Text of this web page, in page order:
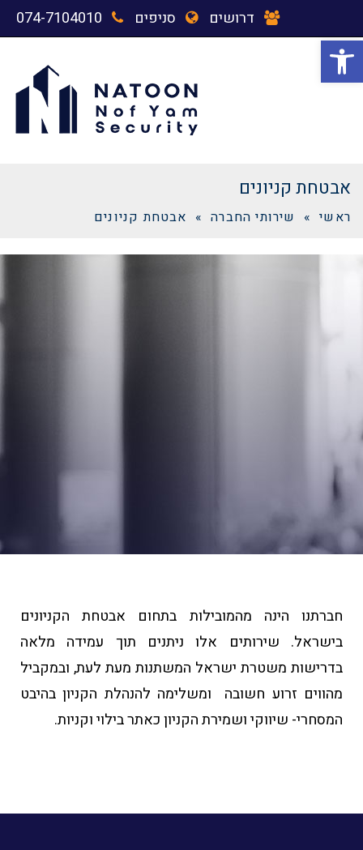
פתח סרגל נגישות
דרושים סניפים 074-7104010
תפריט
אבטחת קניונים
ראשי » שירותי החברה » אבטחת קניונים
חברתנו הינה מהמובילות בתחום אבטחת הקניונים
בישראל. שירותים אלו ניתנים תוך עמידה מלאה
בדרישות משטרת ישראל המשתנות מעת לעת, ובמקביל
מהווים זרוע חשובה ומשלימה להנהלת הקניון בהיבט
המסחרי- שיווקי ושמירת הקניון כאתר בילוי וקניות.